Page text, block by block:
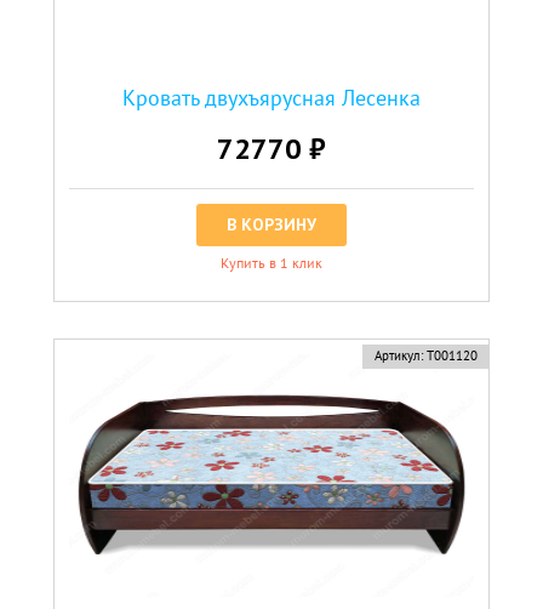
Кровать двухъярусная Лесенка
72770 ₽
В КОРЗИНУ
Купить в 1 клик
Артикул: Т001120